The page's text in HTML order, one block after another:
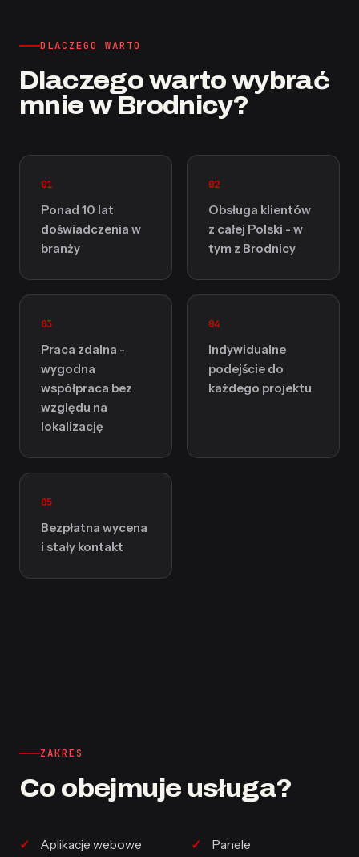
DLACZEGO WARTO
Dlaczego warto wybrać
mnie w Brodnicy?
01
Ponad 10 lat
doświadczenia w
branży
02
Obsługa klientów
z całej Polski - w
tym z Brodnicy
03
Praca zdalna -
wygodna
współpraca bez
względu na
lokalizację
04
Indywidualne
podejście do
każdego projektu
05
Bezpłatna wycena
i stały kontakt
ZAKRES
Co obejmuje usługa?
Aplikacje webowe Panele